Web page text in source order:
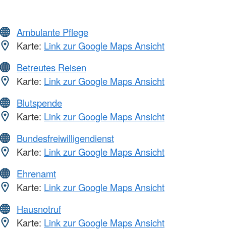
Ambulante Pflege
Karte: Link zur Google Maps Ansicht
Betreutes Reisen
Karte: Link zur Google Maps Ansicht
Blutspende
Karte: Link zur Google Maps Ansicht
Bundesfreiwilligendienst
Karte: Link zur Google Maps Ansicht
Ehrenamt
Karte: Link zur Google Maps Ansicht
Hausnotruf
Karte: Link zur Google Maps Ansicht